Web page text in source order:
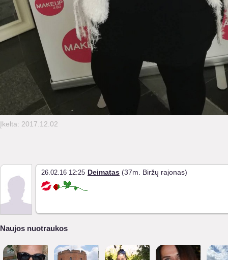
Įkelta: 2017.12.02
26.02.16 12:25 Deimatas (37m. Biržų rajonas)
Naujos nuotraukos